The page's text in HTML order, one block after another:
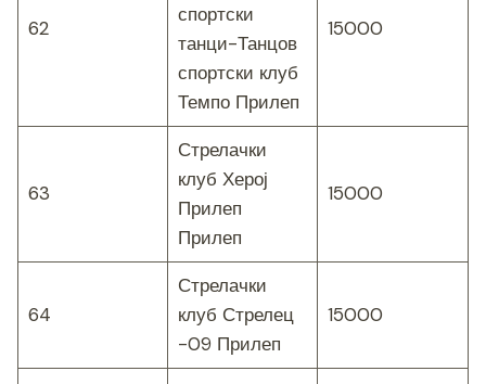
62
спортски
танци-Танцов
спортски клуб
Темпо Прилеп
15000
63
Стрелачки
клуб Херој
Прилеп
Прилеп
15000
64
Стрелачки
клуб Стрелец
-09 Прилеп
15000